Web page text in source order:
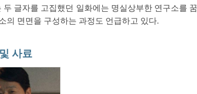
두 글자를 고집했던 일화에는 명실상부한 연구소를
의 면면을 구성하는 과정도 언급하고 있다.
사료